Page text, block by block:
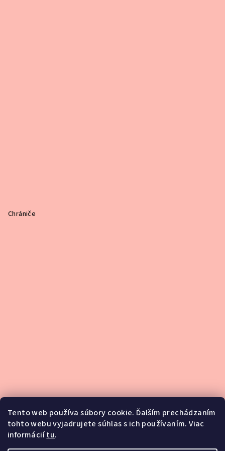
Tento web používa súbory cookie. Ďalším prechádzaním
tohto webu vyjadrujete súhlas s ich používaním. Viac
informáciítu.
Chrániče
Podsedlové dečky